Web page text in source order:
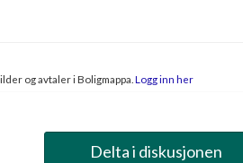
og avtaler i Boligmappa. Logg inn her
Delta i diskusjonen